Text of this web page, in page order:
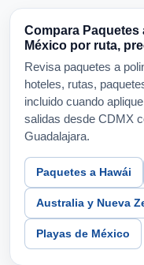
Compara Paquetes
México por ruta,
Revisa paquetes a
hoteles, rutas,
incluido cuando
salidas desde CDMX
Guadalajara.
Paquetes a Hawái
Australia y Nueva
Playas de México